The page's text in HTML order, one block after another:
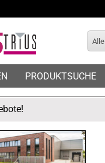
Alle
PRODUKTSUCHE